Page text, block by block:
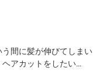
間に髪が伸びてしまい
アカットをしたい…